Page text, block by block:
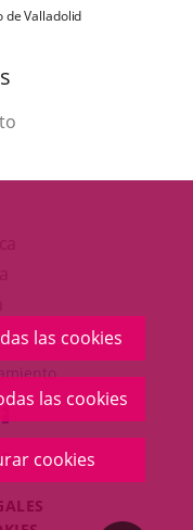
las cookies
las cookies
cookies
de Valladolid
aplicación
externa.
ENLACE
A
UNA
EXTERNA.